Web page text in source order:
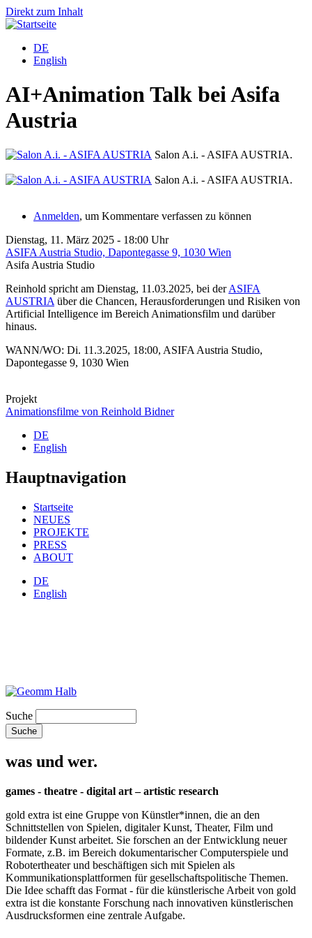
Direkt zum Inhalt
DE
English
AI+Animation Talk bei Asifa
Austria
Salon A.i. - ASIFA AUSTRIA.
Salon A.i. - ASIFA AUSTRIA.
Anmelden, um Kommentare verfassen zu können
Dienstag, 11. März 2025 - 18:00 Uhr
ASIFA Austria Studio, Dapontegasse 9, 1030 Wien
Asifa Austria Studio
Reinhold spricht am Dienstag, 11.03.2025, bei derASIFA
AUSTRIA über die Chancen, Herausforderungen und Risiken von
Artificial Intelligence im Bereich Animationsfilm und darüber
hinaus.
WANN/WO: Di. 11.3.2025, 18:00, ASIFA Austria Studio,
Dapontegasse 9, 1030 Wien
Projekt
Animationsfilme von Reinhold Bidner
DE
English
Hauptnavigation
Startseite
NEUES
PROJEKTE
PRESS
ABOUT
DE
English
Suche
was und wer.
games - theatre - digital art – artistic research
gold extra ist eine Gruppe von Künstler*innen, die an den
Schnittstellen von Spielen, digitaler Kunst, Theater, Film und
bildender Kunst arbeitet. Sie forschen an der Entwicklung neuer
Formate, z.B. im Bereich dokumentarischer Computerspiele und
Robotertheater und beschäftigen sich mit Spielen als
Kommunikationsplattformen für gesellschaftspolitische Themen.
Die Idee schafft das Format - für die künstlerische Arbeit von gold
extra ist die konstante Forschung nach innovativen künstlerischen
Ausdrucksformen eine zentrale Aufgabe.